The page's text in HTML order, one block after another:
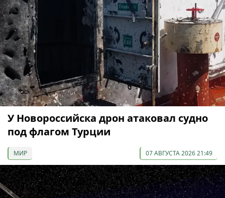
У Новороссийска дрон атаковал судно
под флагом Турции
МИР 07 АВГУСТА 2026 21:49